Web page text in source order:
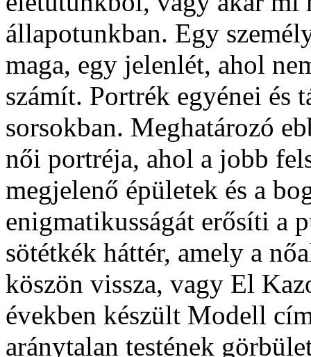
állapotunkban. Egy
maga, egy jelenlét, ahol
számít. Portrék egyénei és
sorsokban. Meghatározó
női portréja, ahol a jobb
megjelenő épületek és a
enigmatikusságát erősíti a
sötétkék háttér, amely a
köszön vissza, vagy El
években készült Modell
aránytalan testének